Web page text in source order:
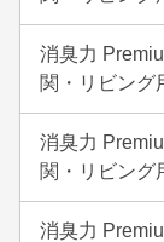
消臭力
関・リビング
消臭力
関・リビング
消臭力